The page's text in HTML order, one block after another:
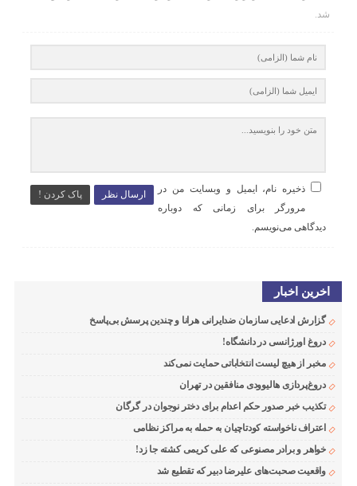
شد.
ارسال نظر پاک کردن !
ذخیره نام، ایمیل و وبسایت من در
مرورگر برای زمانی که دوباره
دیدگاهی می‌نویسم.
اخرین اخبار
گزارش ادعایی سازمان ضدایرانی هرانا و چندین پرسش بی‌پاسخ
دروغ اورژانسی در دانشگاه!
مخبر از هیچ لیست انتخاباتی حمایت نمی‌کند
دروغ‌پردازی هالیوودی منافقین در تهران
تکذیب خبر صدور حکم اعدام برای دختر نوجوان در گرگان
اعتراف ناخواسته کودتاچیان به حمله به مراکز نظامی
خواهر و برادر مصنوعی که علی کریمی کشته جا زد!
واقعیت صحبت‌های علیرضا دبیر که تقطیع شد